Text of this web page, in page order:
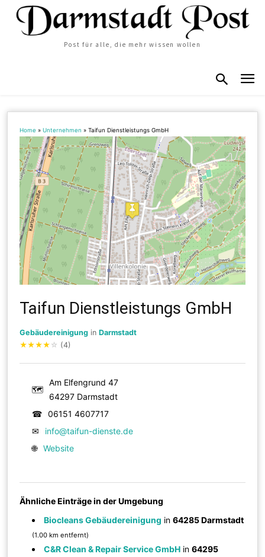
Post für alle, die mehr wissen wollen
Home »Unternehmen »Taifun Dienstleistungs GmbH
Taifun Dienstleistungs GmbH
Gebäudereinigung inDarmstadt
★★★★ ☆ (4)
🗺
Am Elfengrund 47
64297 Darmstadt
☎
06151 4607717
✉
info@taifun-dienste.de
🌐 Website
Ähnliche Einträge in der Umgebung
Biocleans Gebäudereinigung in64285 Darmstadt
(1.00 km entfernt)
C&R Clean & Repair Service GmbH in64295